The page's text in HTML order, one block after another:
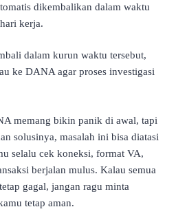
dikembalikan dalam waktu
kerja.
dalam kurun waktu tersebut,
ke DANA agar proses investigasi
memang bikin panik di awal, tapi
solusinya, masalah ini bisa diatasi
selalu cek koneksi, format VA,
berjalan mulus. Kalau semua
gagal, jangan ragu minta
tetap aman.